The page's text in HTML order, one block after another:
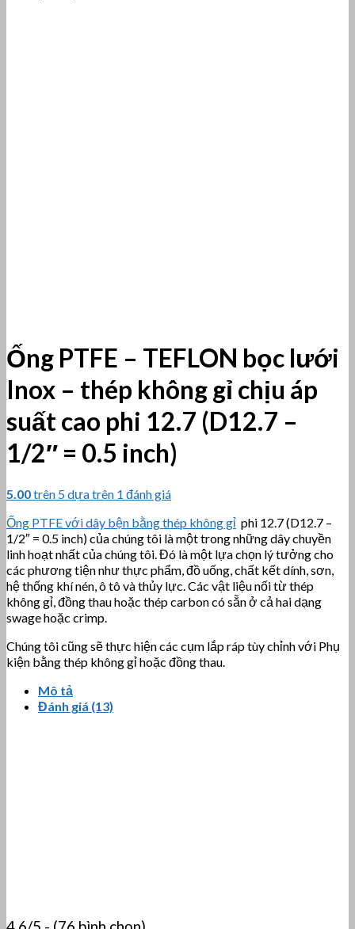
Ống PTFE – TEFLON bọc lưới
Inox – thép không gỉ chịu áp
suất cao phi 12.7 (D12.7 –
1/2″ = 0.5 inch)
5.00trên 5 dựa trên 1 đánh giá
Ống PTFE với dây bện bằng thép không gỉ phi 12.7 (D12.7 –
1/2″ = 0.5 inch) của chúng tôi là một trong những dây chuyền
linh hoạt nhất của chúng tôi. Đó là một lựa chọn lý tưởng cho
các phương tiện như thực phẩm, đồ uống, chất kết dính, sơn,
hệ thống khí nén, ô tô và thủy lực. Các vật liệu nối từ thép
không gỉ, đồng thau hoặc thép carbon có sẵn ở cả hai dạng
swage hoặc crimp.
Chúng tôi cũng sẽ thực hiện các cụm lắp ráp tùy chỉnh với Phụ
kiện bằng thép không gỉ hoặc đồng thau.
Mô tả
Đánh giá (13)